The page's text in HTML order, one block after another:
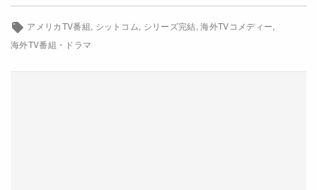
ブライアン・バウムガートナー アンジェラ・キンジー
ケイト・フラナリー
アメリカTV番組 シットコム シリーズ完結 海外TVコメディー
海外TV番組・ドラマ